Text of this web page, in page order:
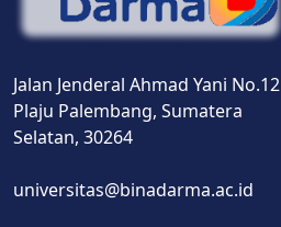
Jalan Jenderal Ahmad Yani No.12
Plaju Palembang, Sumatera
Selatan, 30264
universitas@binadarma.ac.id